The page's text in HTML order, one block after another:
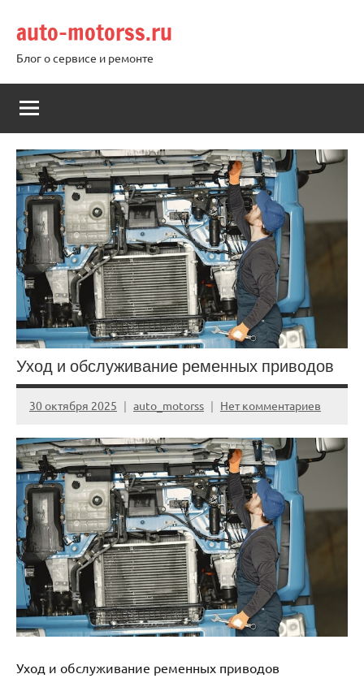
содержимому
auto-motorss.ru
Блог о сервисе и ремонте
Уход и обслуживание ременных приводов
30 октября 2025 auto_motorss Нет комментариев
Уход и обслуживание ременных приводов